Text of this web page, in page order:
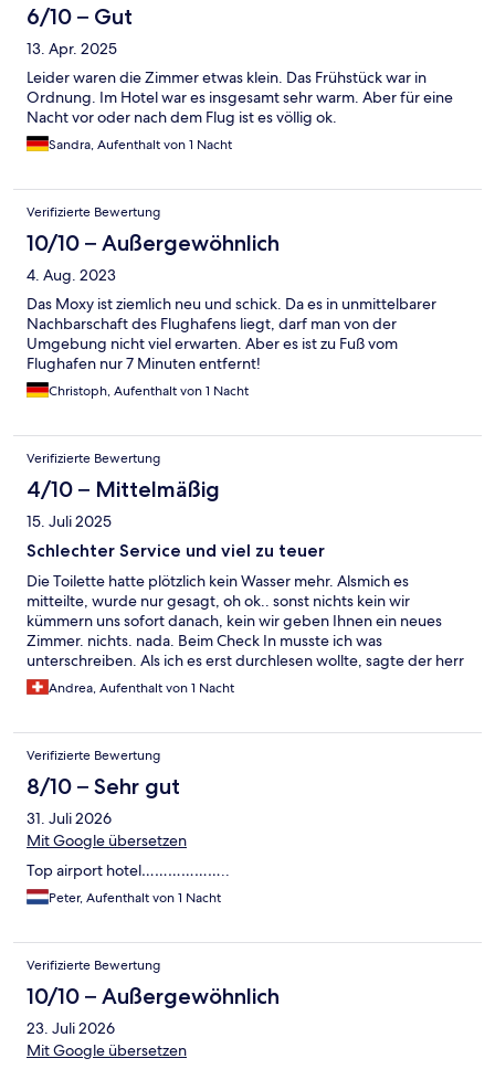
6/10 – Gut
13. Apr. 2025
Leider waren die Zimmer etwas klein. Das Frühstück war in
Ordnung. Im Hotel war es insgesamt sehr warm. Aber für eine
Nacht vor oder nach dem Flug ist es völlig ok.
Sandra, Aufenthalt von 1 Nacht
Verifizierte Bewertung
10/10 – Außergewöhnlich
4. Aug. 2023
Das Moxy ist ziemlich neu und schick. Da es in unmittelbarer
Nachbarschaft des Flughafens liegt, darf man von der
Umgebung nicht viel erwarten. Aber es ist zu Fuß vom
Flughafen nur 7 Minuten entfernt!
Christoph, Aufenthalt von 1 Nacht
Verifizierte Bewertung
4/10 – Mittelmäßig
15. Juli 2025
Schlechter Service und viel zu teuer
Die Toilette hatte plötzlich kein Wasser mehr. Alsmich es
mitteilte, wurde nur gesagt, oh ok.. sonst nichts kein wir
kümmern uns sofort danach, kein wir geben Ihnen ein neues
Zimmer. nichts. nada. Beim Check In musste ich was
unterschreiben. Als ich es erst durchlesen wollte, sagte der herr
mehrmals dort umterdchreiben. ich zum wiederholten mal, ich
will es erst lesen oder ist es nicht erlaubt? er hat dann weiterhin
Service und viel zu teuer. Nie wieder
Andrea, Aufenthalt von 1 Nacht
Verifizierte Bewertung
8/10 – Sehr gut
31. Juli 2026
Mit Google übersetzen
Top airport hotel………………..
Peter, Aufenthalt von 1 Nacht
Verifizierte Bewertung
10/10 – Außergewöhnlich
23. Juli 2026
Mit Google übersetzen